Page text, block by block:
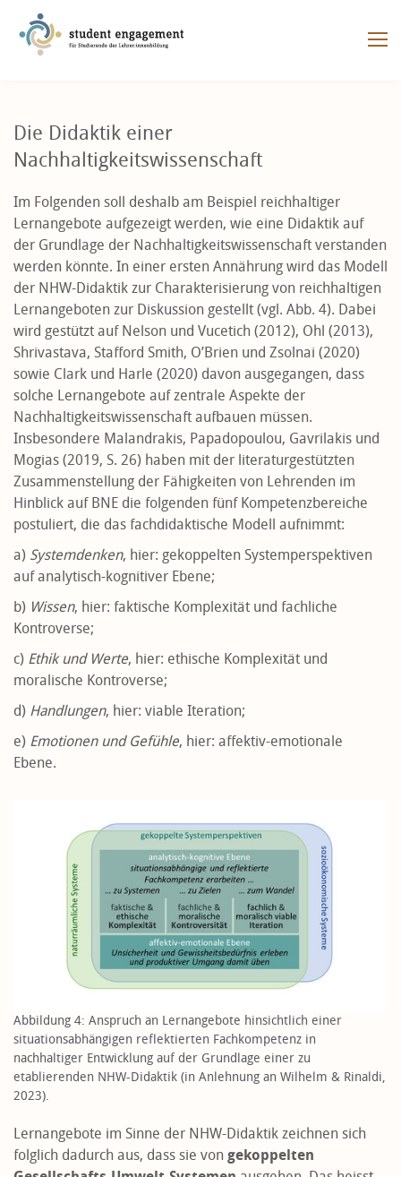
Die Didaktik einer
Nachhaltigkeitswissenschaft
Im Folgenden soll deshalb am Beispiel reichhaltiger
Lernangebote aufgezeigt werden, wie eine Didaktik auf
der Grundlage der Nachhaltigkeitswissenschaft verstanden
werden könnte. In einer ersten Annährung wird das Modell
der NHW-Didaktik zur Charakterisierung von reichhaltigen
Lernangeboten zur Diskussion gestellt (vgl. Abb. 4). Dabei
wird gestützt auf Nelson und Vucetich (2012), Ohl (2013),
Shrivastava, Stafford Smith, O’Brien und Zsolnai (2020)
sowie Clark und Harle (2020) davon ausgegangen, dass
solche Lernangebote auf zentrale Aspekte der
Nachhaltigkeitswissenschaft aufbauen müssen.
Insbesondere Malandrakis, Papadopoulou, Gavrilakis und
Mogias (2019, S. 26) haben mit der literaturgestützten
Zusammenstellung der Fähigkeiten von Lehrenden im
Hinblick auf BNE die folgenden fünf Kompetenzbereiche
postuliert, die das fachdidaktische Modell aufnimmt:
a) Systemdenken, hier: gekoppelten Systemperspektiven
auf analytisch-kognitiver Ebene;
b) Wissen, hier: faktische Komplexität und fachliche
Kontroverse;
c) Ethik und Werte, hier: ethische Komplexität und
moralische Kontroverse;
d) Handlungen, hier: viable Iteration;
e) Emotionen und Gefühle, hier: affektiv-emotionale
Ebene.
Abbildung 4: Anspruch an Lernangebote hinsichtlich einer
situationsabhängigen reflektierten Fachkompetenz in
nachhaltiger Entwicklung auf der Grundlage einer zu
etablierenden NHW-Didaktik (in Anlehnung an Wilhelm & Rinaldi,
2023).
Lernangebote im Sinne der NHW-Didaktik zeichnen sich
folglich dadurch aus, dass sie von gekoppelten